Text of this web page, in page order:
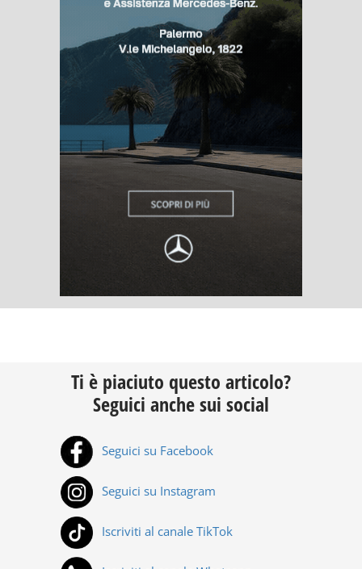
Ti è piaciuto questo articolo?
Seguici anche sui social
Seguici su Facebook
Seguici su Instagram
Iscriviti al canale TikTok